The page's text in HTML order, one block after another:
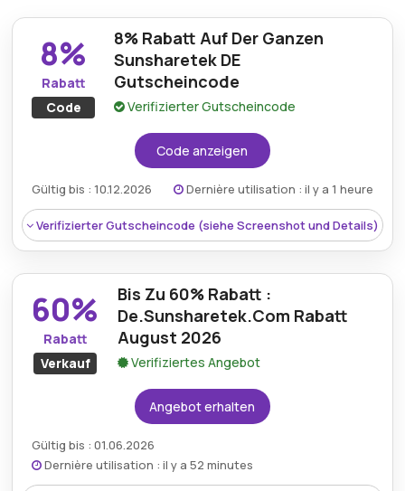
8%
Rabatt
Code
8% Rabatt Auf Der Ganzen
Sunsharetek DE
Gutscheincode
Verifizierter Gutscheincode
Code anzeigen
Gültig bis : 10.12.2026 Dernière utilisation : il y a 1 heure
Verifizierter Gutscheincode (siehe Screenshot und Details)
60%
Rabatt
Verkauf
Bis Zu 60% Rabatt :
De.Sunsharetek.Com Rabatt
August 2026
Verifiziertes Angebot
Angebot erhalten
Gültig bis : 01.06.2026
Dernière utilisation : il y a 52 minutes